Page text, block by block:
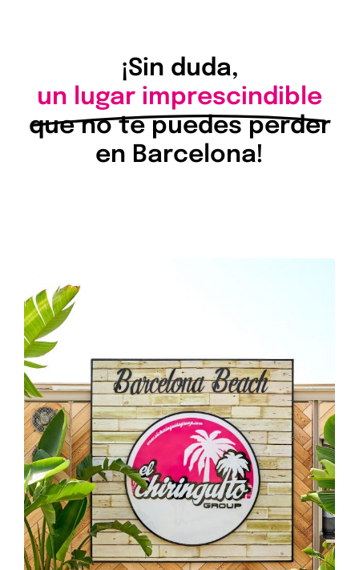
¡Sin duda,
un lugar imprescindible
que no te puedes perder
en Barcelona!